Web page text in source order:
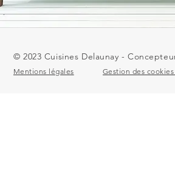
© 2023 Cuisines Delaunay -
Mentions légales Gestion des